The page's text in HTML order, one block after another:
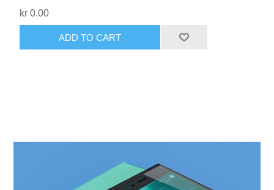
kr 0.00
ADD TO CART